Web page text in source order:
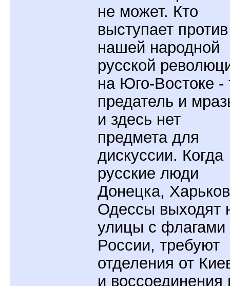
не может. Кто
выступает против
нашей народной
русской
на Юго-Востоке -
предатель и
и здесь нет
предмета для
дискуссии. Когда
русские люди
Донецка,
Одессы выходят
улицы с флагами
России, требуют
отделения от
и воссоединения